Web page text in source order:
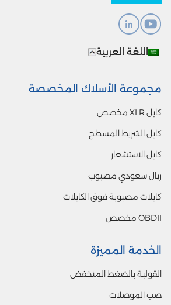
اللغة العربية
مجموعة الأسلاك المخصصة
كابل XLR مخصص
كابل الشريط المسطح
كابل الاستشعار
ريال سعودي مصبوب
كابلات مصبوبة فوق الكابلات
OBDII مخصص
الخدمة المميزة
القولبة بالضغط المنخفض
صب الموصلات